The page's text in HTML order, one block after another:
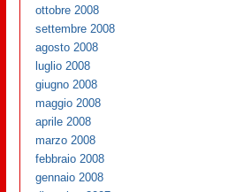
ottobre 2008
settembre 2008
agosto 2008
luglio 2008
giugno 2008
maggio 2008
aprile 2008
marzo 2008
febbraio 2008
gennaio 2008